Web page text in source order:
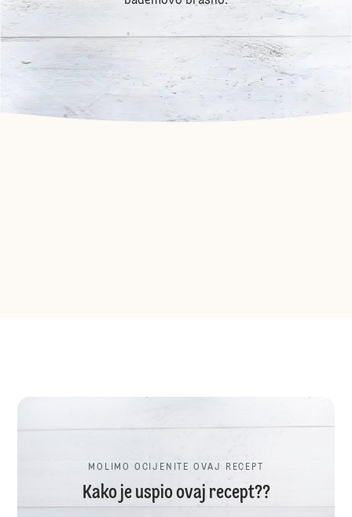
MOLIMO OCIJENITE OVAJ RECEPT
Kako je uspio ovaj recept??